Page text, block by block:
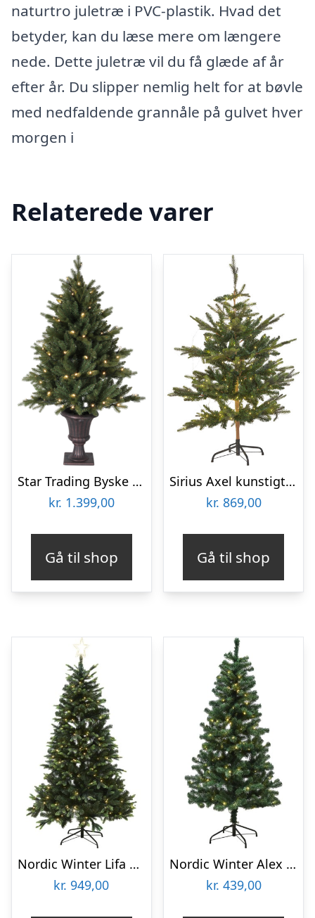
naturtro juletræ i PVC-plastik. Hvad det
betyder, kan du læse mere om længere
nede. Dette juletræ vil du få glæde af år
efter år. Du slipper nemlig helt for at bøvle
med nedfaldende grannåle på gulvet hver
morgen i
Relaterede varer
Star Trading Byske kunstigt juletræ med lys
kr. 1.399,00
Gå til shop
Sirius Axel kunstigt juletræ med lys, 150 cm
kr. 869,00
Gå til shop
Nordic Winter Lifa kunstigt juletræ med lys, 150 x 106 cm
kr. 949,00
Nordic Winter Alex kunstigt juletræ med lys, 140 x 74 cm
kr. 439,00